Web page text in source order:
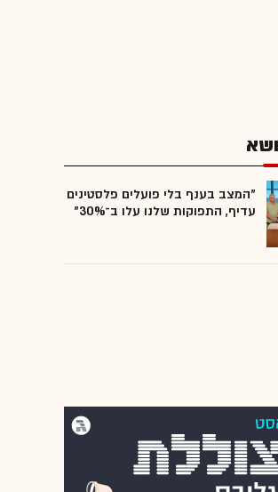
"המצב בענף בלי פועלים פלסטינים
עדיף, התפוקות שלנו עלו ב־30%"